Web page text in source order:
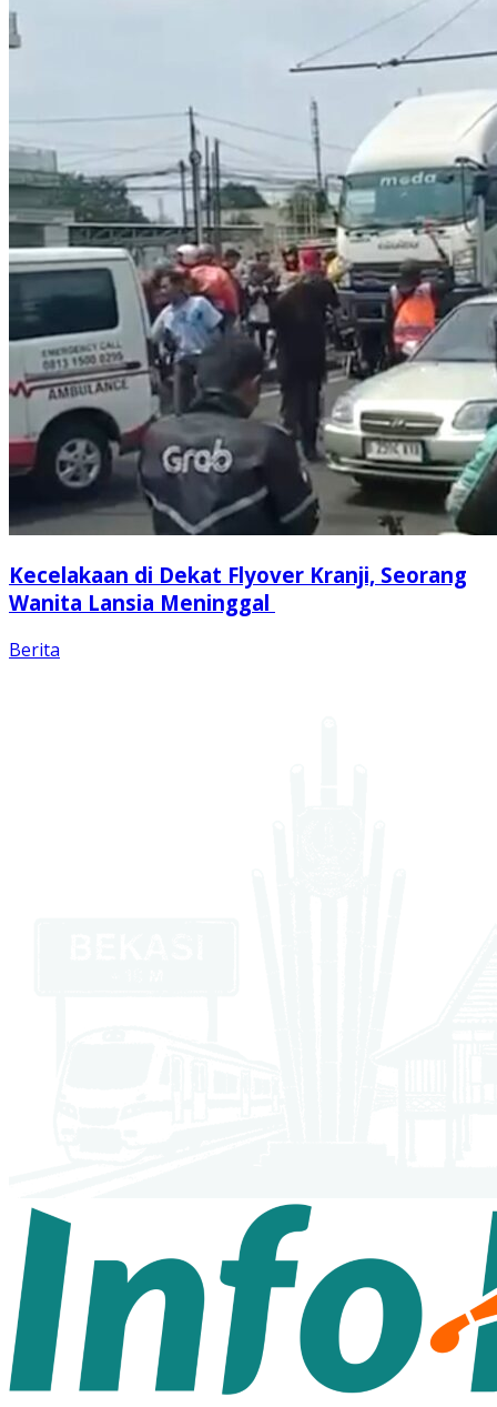
Kecelakaan di Dekat Flyover Kranji, Seorang
Wanita Lansia Meninggal
Berita